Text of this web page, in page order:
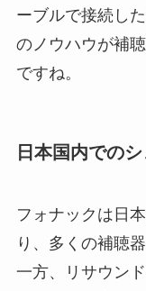
ーブルで接続し
のノウハウが補
ですね。
日本国内での
フォナックは日
り、多くの補聴
一方、リサウン